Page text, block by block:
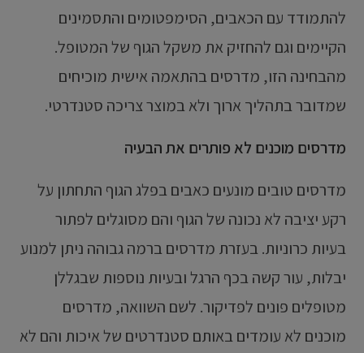
להתמודד עם הכאבים, הסימפטומים והתסמינים
הקיימים וגם להחזיק את משקל הגוף של המטופל.
מהבחינה הזו, מדרסים בהתאמה אישית מוכיחים
שמדובר בתהליך ארוך ולא במוצר צריכה סטנדרטי.
מדרסים מוכנים לא פותרים את הבעיה
מדרסים טובים מונעים כאבים בפלג הגוף התחתון על
רקע יציבה לא נכונה של הגוף והם מסוגלים לפתור
בעיות כרוניות. בעזרת מדרסים ברמה גבוהה ניתן למנוע
יבלות, עור קשה בכף הרגל ובעיות נוספות שבגללן
מטופלים פונים לפדיקור. לשם השוואה, מדרסים
מוכנים לא עומדים באותם סטנדרטים של איכות והם לא